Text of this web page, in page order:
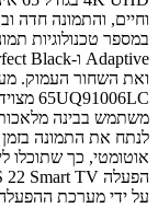
וחיים, והתמונה חדה
משתמש בבינה
לנתח את התמונה
אוטומטי, כך שתוכלו